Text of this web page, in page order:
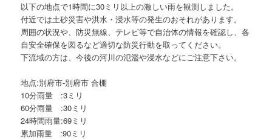
以下の地点で1時間に30ミリ以上の激しい雨を観測しました。
付近では土砂災害や洪水・浸水等の発生のおそれがあります。
周囲の状況や、防災無線、テレビ等で自治体の情報を確認し、各
自安全確保を図るなど適切な防災行動を取ってください。
下流域の方は、今後の河川の氾濫や浸水などにご注意下さい。
地点:別府市-別府市 合棚
10分雨量 :3ミリ
60分雨量 :30ミリ
24時間雨量:69ミリ
累加雨量 :90ミリ